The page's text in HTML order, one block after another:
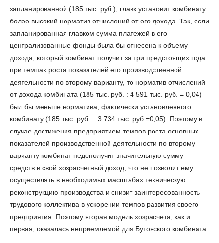
запланированной (185 тыс. руб.), главк установит комбинату
более высокий норматив отчислений от его дохода. Так, если
запланированная главком сумма платежей в его
централизованные фонды была бы отнесена к объему
дохода, который комбинат получит за три предстоящих года
при темпах роста показателей его производственной
деятельности по второму варианту, то норматив отчислений
от дохода комбината (185 тыс. руб. : 4 591 тыс. руб. = 0,04)
был бы меньше норматива, фактически установленного
комбинату (185 тыс. руб.: : 3 734 тыс. руб.=0,05). Поэтому в
случае достижения предприятием темпов роста основных
показателей производственной деятельности по второму
варианту комбинат недополучит значительную сумму
средств в свой хозрасчетный доход, что не позволит ему
осуществлять в необходимых масштабах техническую
реконструкцию производства и снизит заинтересованность
трудового коллектива в ускорении темпов развития своего
предприятия. Поэтому вторая модель хозрасчета, как и
первая, оказалась неприемлемой для Бутовского комбината.